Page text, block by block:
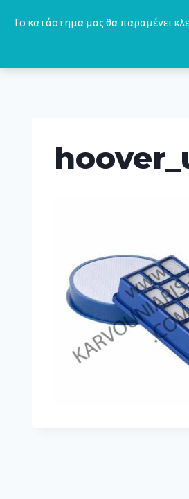
Το κατάστημα μας θα παραμένει